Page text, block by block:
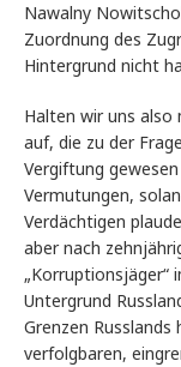
Nawalny
Zuordnung des
Hintergrund nicht
Halten wir uns
auf, die zu der
Vergiftung
Vermutungen,
Verdächtigen
aber nach
„Korruptionsjäger“
Untergrund
Grenzen Russlands
verfolgbaren,